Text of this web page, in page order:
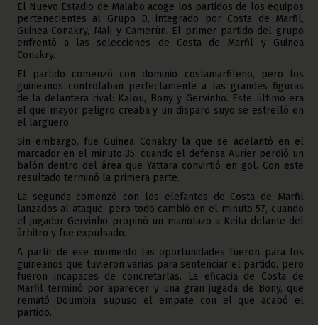
El Nuevo Estadio de Malabo acoge los partidos de los equipos
pertenecientes al Grupo D, integrado por Costa de Marfil,
Guinea Conakry, Mali y Camerún. El primer partido del grupo
enfrentó a las selecciones de Costa de Marfil y Guinea
Conakry.
El partido comenzó con dominio costamarfileño, pero los
guineanos controlaban perfectamente a las grandes figuras
de la delantera rival: Kalou, Bony y Gervinho. Este último era
el que mayor peligro creaba y un disparo suyo se estrelló en
el larguero.
Sin embargo, fue Guinea Conakry la que se adelantó en el
marcador en el minuto 35, cuando el defensa Aurier perdió un
balón dentro del área que Yattara convirtió en gol. Con este
resultado terminó la primera parte.
La segunda comenzó con los elefantes de Costa de Marfil
lanzados al ataque, pero todo cambió en el minuto 57, cuando
el jugador Gervinho propinó un manotazo a Keita delante del
árbitro y fue expulsado.
A partir de ese momento las oportunidades fueron para los
guineanos que tuvieron varias para sentenciar el partido, pero
fueron incapaces de concretarlas. La eficacia de Costa de
Marfil terminó por aparecer y una gran jugada de Bony, que
remató Doumbia, supuso el empate con el que acabó el
partido.